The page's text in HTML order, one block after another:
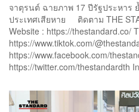
จาตุรนต์ ฉายภาพ 17 ปีรัฐประหาร
ประเทศเสียหาย ติดตาม THE
Website : https://thestandard.co/
https://www.tiktok.com/
https://www.facebook.com/
https://twitter.com/thestandardth